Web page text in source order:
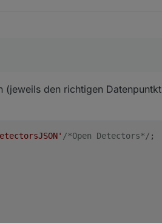
(jeweils den richtigen Datenpuntkt
/*Open Detectors*/ ;